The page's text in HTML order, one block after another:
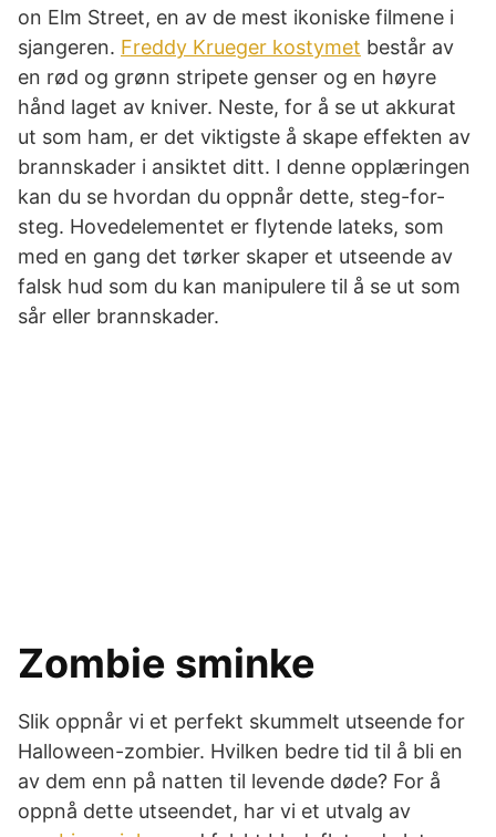
on Elm Street, en av de mest ikoniske filmene i
sjangeren. Freddy Krueger kostymet består av
en rød og grønn stripete genser og en høyre
hånd laget av kniver. Neste, for å se ut akkurat
ut som ham, er det viktigste å skape effekten av
brannskader i ansiktet ditt. I denne opplæringen
kan du se hvordan du oppnår dette, steg-for-
steg. Hovedelementet er flytende lateks, som
med en gang det tørker skaper et utseende av
falsk hud som du kan manipulere til å se ut som
sår eller brannskader.
Zombie sminke
Slik oppnår vi et perfekt skummelt utseende for
Halloween-zombier. Hvilken bedre tid til å bli en
av dem enn på natten til levende døde? For å
oppnå dette utseendet, har vi et utvalg av